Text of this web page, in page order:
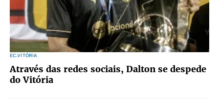
EC.VITÓRIA
Através das redes sociais, Dalton se despede
do Vitória